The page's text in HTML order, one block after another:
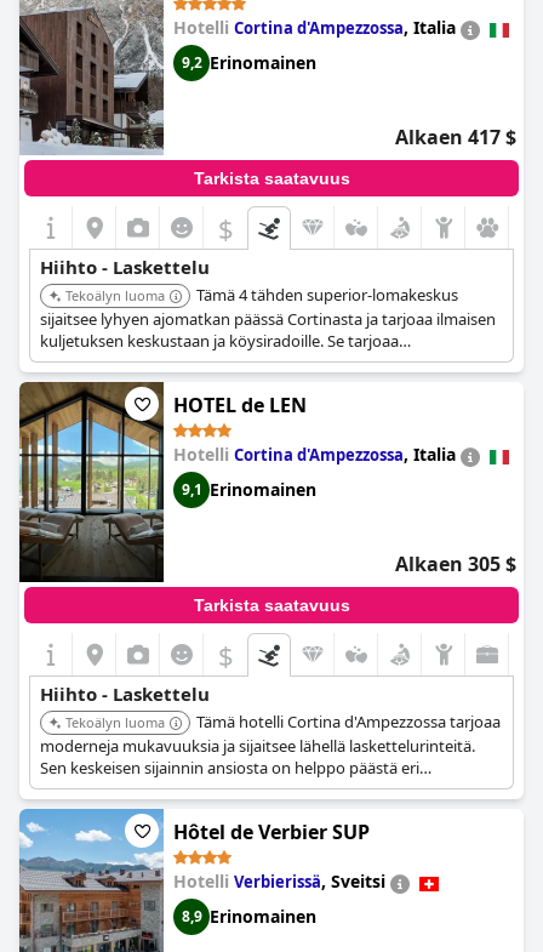
Hotelli Cortina d'Ampezzossa, Italia
9,2 Erinomainen
Alkaen 417 $
Tarkista saatavuus
$
Hiihto - Laskettelu
Tekoälyn luoma
Tämä 4 tähden superior-lomakeskus
sijaitsee lyhyen ajomatkan päässä Cortinasta ja tarjoaa ilmaisen
kuljetuksen keskustaan ja köysiradoille. Se tarjoaa
suksisäilytystilan ja on hyvällä paikalla, josta pääsee Cristallon ja
Falorian hiihtoalueille Rio Geren hiihtohissin kautta.
HOTEL de LEN
Hotelli Cortina d'Ampezzossa, Italia
9,1 Erinomainen
Alkaen 305 $
Tarkista saatavuus
$
Hiihto - Laskettelu
Tekoälyn luoma
Tämä hotelli Cortina d'Ampezzossa tarjoaa
moderneja mukavuuksia ja sijaitsee lähellä laskettelurinteitä.
Sen keskeisen sijainnin ansiosta on helppo päästä eri
hiihtoalueille ja nauttia kaupungin palveluista.
Hôtel de Verbier SUP
Hotelli Verbierissä, Sveitsi
8,9 Erinomainen